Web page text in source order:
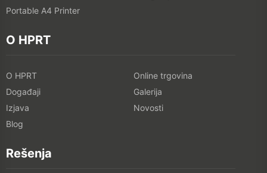
Portable A4 Printer
O HPRT
O HPRT
Online trgovina
Događaji
Galerija
Izjava
Novosti
Blog
Rešenja